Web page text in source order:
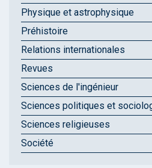
Physique et astrophysique
Préhistoire
Relations internationales
Revues
Sciences de l'ingénieur
Sciences politiques et
Sciences religieuses
Société